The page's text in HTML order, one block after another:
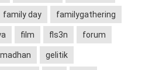
family day familygathering
film fls3n forum
gelitik